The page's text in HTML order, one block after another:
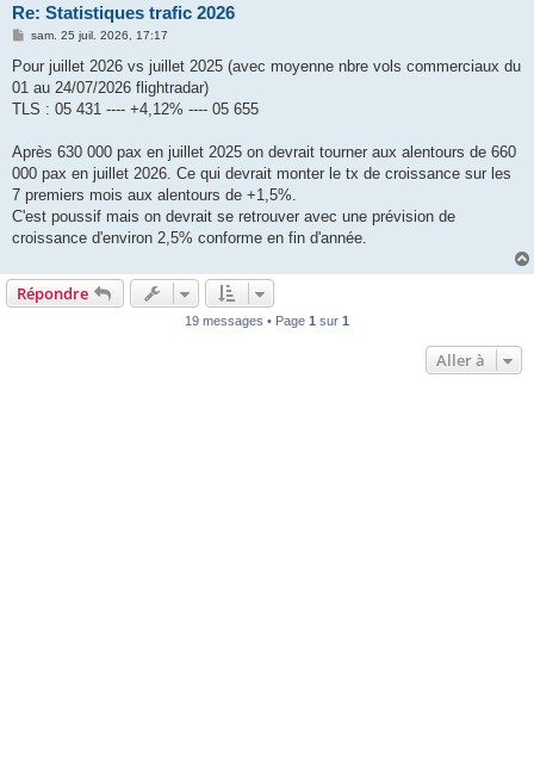
Re: Statistiques trafic 2026
M
s
a
g
sam. 25 juil. 2026, 17:17
Pour juillet 2026 vs juillet 2025 (avec moyenne nbre vols commerciaux du
01 au 24/07/2026 flightradar)
TLS : 05 431 ---- +4,12% ---- 05 655
Après 630 000 pax en juillet 2025 on devrait tourner aux alentours de 660
000 pax en juillet 2026. Ce qui devrait monter le tx de croissance sur les
7 premiers mois aux alentours de +1,5%.
C'est poussif mais on devrait se retrouver avec une prévision de
croissance d'environ 2,5% conforme en fin d'année.
Répondre
19 messages • Page 1 sur 1
Aller à